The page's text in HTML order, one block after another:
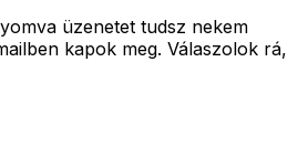
üzenetet tudsz nekem
kapok meg. Válaszolok rá,